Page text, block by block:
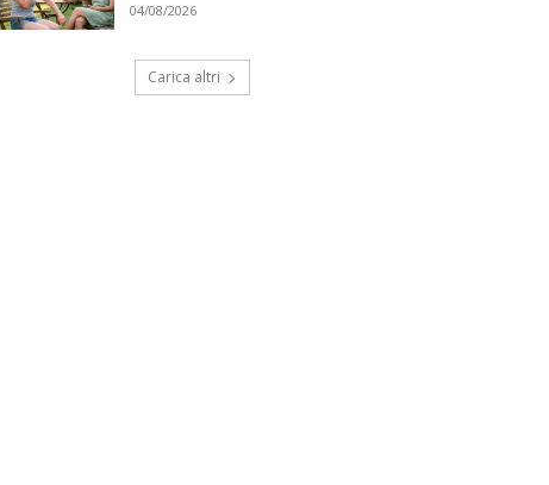
04/08/2026
Carica altri